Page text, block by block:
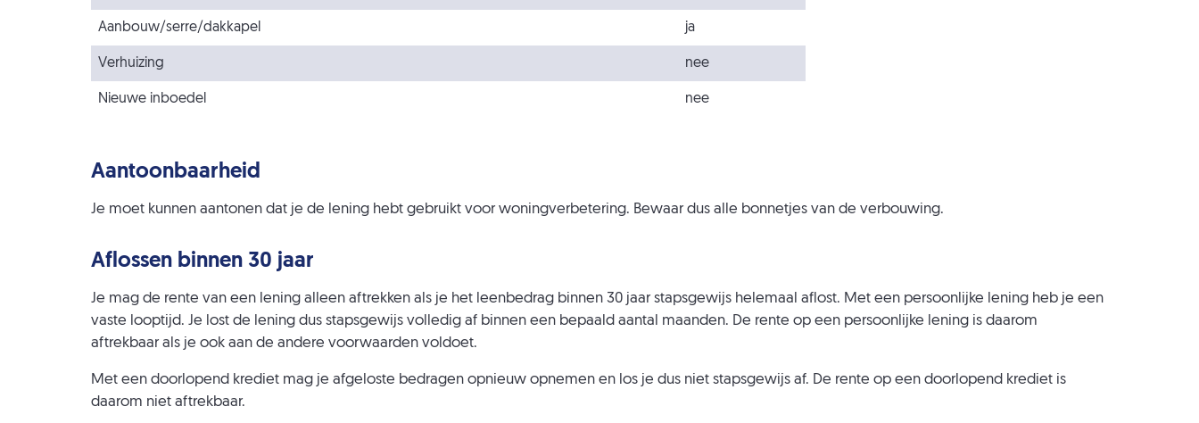
Aanbouw/serre/dakkapel ja
Verhuizing nee
Nieuwe inboedel nee
Aantoonbaarheid
Je moet kunnen aantonen dat je de lening hebt gebruikt voor woningverbetering. Bewaar dus alle bonnetjes van de verbouwing.
Aflossen binnen 30 jaar
Je mag de rente van een lening alleen aftrekken als je het leenbedrag binnen 30 jaar stapsgewijs helemaal aflost. Met een persoonlijke lening heb je een
vaste looptijd. Je lost de lening dus stapsgewijs volledig af binnen een bepaald aantal maanden. De rente op een persoonlijke lening is daarom
aftrekbaar als je ook aan de andere voorwaarden voldoet.
Met een doorlopend krediet mag je afgeloste bedragen opnieuw opnemen en los je dus niet stapsgewijs af. De rente op een doorlopend krediet is
daarom niet aftrekbaar.